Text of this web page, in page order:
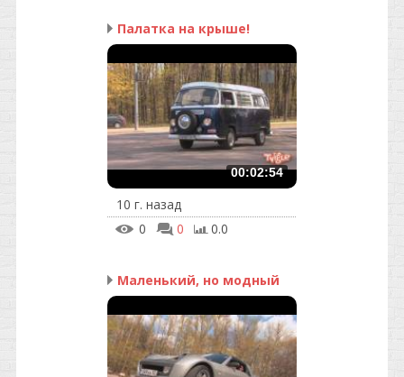
Палатка на крыше!
00:02:54
10 г. назад
0
0 0.0
Маленький, но модный